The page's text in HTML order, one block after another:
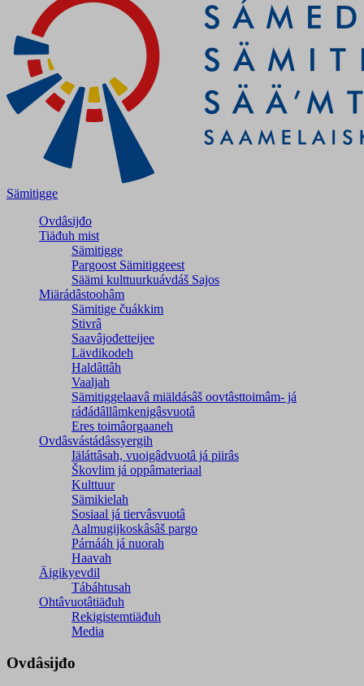
Sämitigge
Ovdâsijđo
Tiäđuh mist
Sämitigge
Pargoost Sämitiggeest
Säämi kulttuurkuávdáš Sajos
Miärádâstoohâm
Sämitige čuákkim
Stivrâ
Saavâjođetteijee
Lävdikodeh
Haldâttâh
Vaaljah
Sämitiggelaavâ miäldásâš oovtâsttoimâm- já
ráđádâllâmkenigâsvuotâ
Eres toimâorgaaneh
Ovdâsvástádâssyergih
Iäláttâsah, vuoigâdvuotâ já piirâs
Škovlim já oppâmateriaal
Kulttuur
Sämikielah
Sosiaal já tiervâsvuotâ
Aalmugijkoskâsâš pargo
Párnááh já nuorah
Haavah
Äigikyevdil
Tábáhtusah
Ohtâvuotâtiäđuh
Rekigistemtiäđuh
Media
Ovdâsijđo